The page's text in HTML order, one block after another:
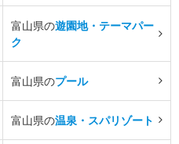
富山県の遊園地・テーマパー
ク
富山県のプール
富山県の温泉・スパリゾート